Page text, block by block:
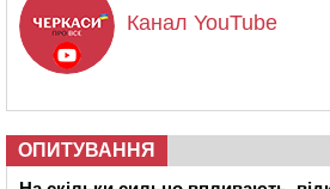
Канал YouTube
ОПИТУВАННЯ